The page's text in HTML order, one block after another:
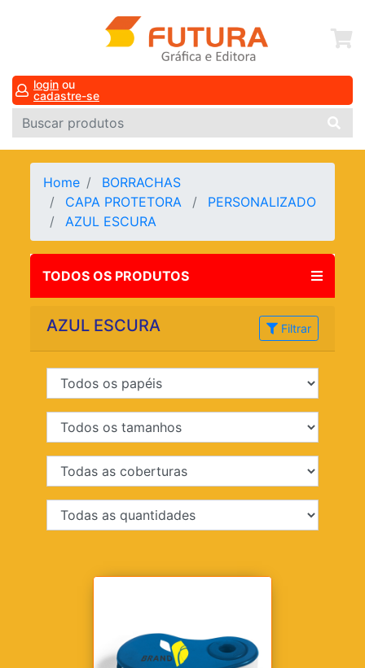
login ou
cadastre-se
Home
BORRACHAS
CAPA PROTETORA
PERSONALIZADO
AZUL ESCURA
TODOS OS PRODUTOS
AZUL ESCURA Filtrar